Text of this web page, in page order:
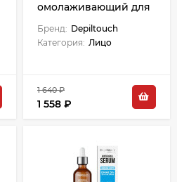
омолаживающий для
ресвератролом - 50
мл
Бренд: Depiltouch
Категория: Лицо
1 640 ₽
1 558 ₽